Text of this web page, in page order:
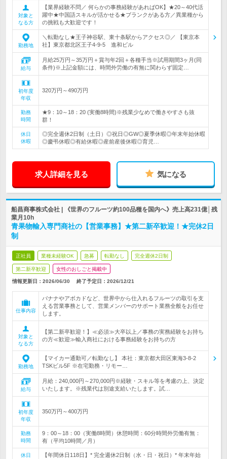
対象と
なる方
【業界経験不問／ 何らかの事務経験があればOK】★20～40代活
躍中★中国語スキルが活かせる★ブランクがある方／異業種から
の挑戦も大歓迎です！
勤務地
＼転勤なし★王子神谷駅、東十条駅からアクセス◎／ 【東京本
社】東京都北区王子4-9-5 進和ビル
給与
月給25万円～35万円＋賞与年2回＋各種手当※試用期間3ヶ月(同
条件)※上記金額には、時間外労働の有無に関わらず固定…
初年度
年収
320万円～490万円
勤務
時間
★9：10～18：20 (実働8時間)※残業少なめで働きやすさも抜
群！
休日
休暇
◎完全週休2日制（土日）◎祝日◎GW◎夏季休暇◎年末年始休暇
◎慶弔休暇◎有給休暇◎産前産後休暇◎育児…
求人詳細を見る 気になる
船昌商事株式会社 | 《世界のフルーツ約100品種を国内へ》売上高231億│残
業月10h
青果物輸入専門商社の【営業事務】★第二新卒歓迎！★完休2日
制
正社員 業種未経験OK 急募 転勤なし 完全週休2日制
第二新卒歓迎 女性のおしごと掲載中
情報更新日：2026/06/30 終了予定日： 2026/12/21
仕事内容
バナナやアボカドなど、世界中から仕入れるフルーツの取引を支
える営業事務として、営業メンバーのサポート業務全般をお任せ
します。
対象と
なる方
【第二新卒歓迎！】≪必須≫大卒以上／事務の実務経験をお持ち
の方≪歓迎≫輸入商社における事務経験をお持ちの方
勤務地
【マイカー通勤可／転勤なし】 本社：東京都大田区東海3-8-2
TSKビル5F ※在宅勤務・リモー…
給与
月給：240,000円～270,000円※経験・スキル等を考慮の上、決定
いたします。※残業代は別途支給いたします。試…
初年度
年収
350万円～400万円
勤務
時間
9：00～18：00（実働8時間）休憩時間：60分時間外労働有無：
有（平均10時間／月）
休日
【年間休日118日】* 完全週休2日制（水・日・祝日）* 年末年始